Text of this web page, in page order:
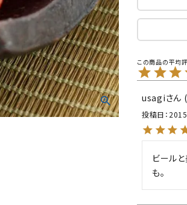
usagi
投稿日
ビール
も。